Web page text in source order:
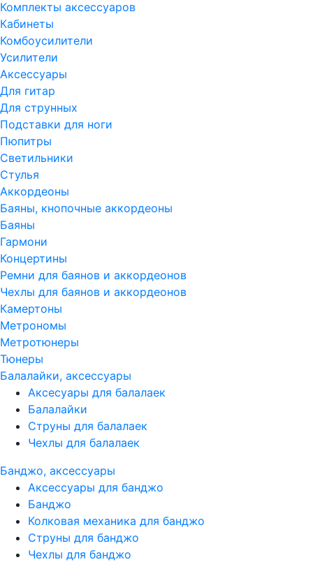
Комплекты аксессуаров
Кабинеты
Комбоусилители
Усилители
Аксессуары
Для гитар
Для струнных
Подставки для ноги
Пюпитры
Светильники
Стулья
Аккордеоны
Баяны, кнопочные аккордеоны
Баяны
Гармони
Концертины
Ремни для баянов и аккордеонов
Чехлы для баянов и аккордеонов
Камертоны
Метрономы
Метротюнеры
Тюнеры
Балалайки, аксессуары
Аксесуары для балалаек
Балалайки
Струны для балалаек
Чехлы для балалаек
Банджо, аксессуары
Аксессуары для банджо
Банджо
Колковая механика для банджо
Струны для банджо
Чехлы для банджо